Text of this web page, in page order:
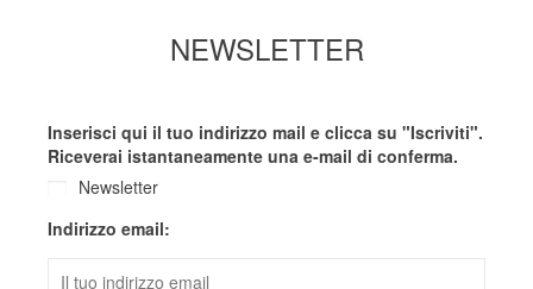
NEWSLETTER
Inserisci qui il tuo indirizzo mail e clicca su "Iscriviti".
Riceverai istantaneamente una e-mail di conferma.
Newsletter
Indirizzo email: